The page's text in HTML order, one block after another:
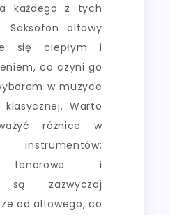
każdego z tych
Saksofon altowy
się ciepłym i
co czyni go
w muzyce
klasycznej. Warto
różnice w
tenorowe i
są zazwyczaj
od altowego, co